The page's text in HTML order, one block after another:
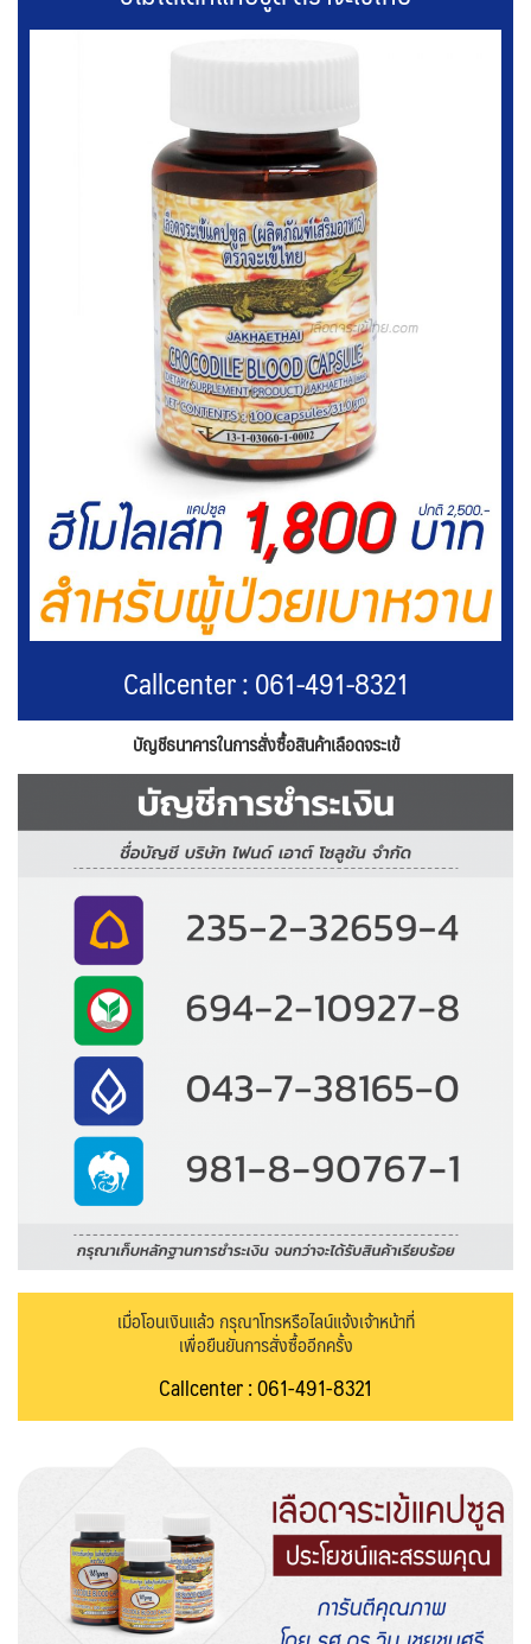
Callcenter : 061-491-8321
บัญชีธนาคารในการสั่งซื้อสินค้าเลือดจระเข้
เมื่อโอนเงินแล้ว กรุณาโทรหรือไลน์แจ้งเจ้าหน้าที่
เพื่อยืนยันการสั่งซื้ออีกครั้ง
Callcenter : 061-491-8321